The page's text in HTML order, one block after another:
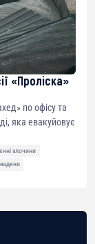
«Проліска»
по офісу та
яка евакуйовує
злочини